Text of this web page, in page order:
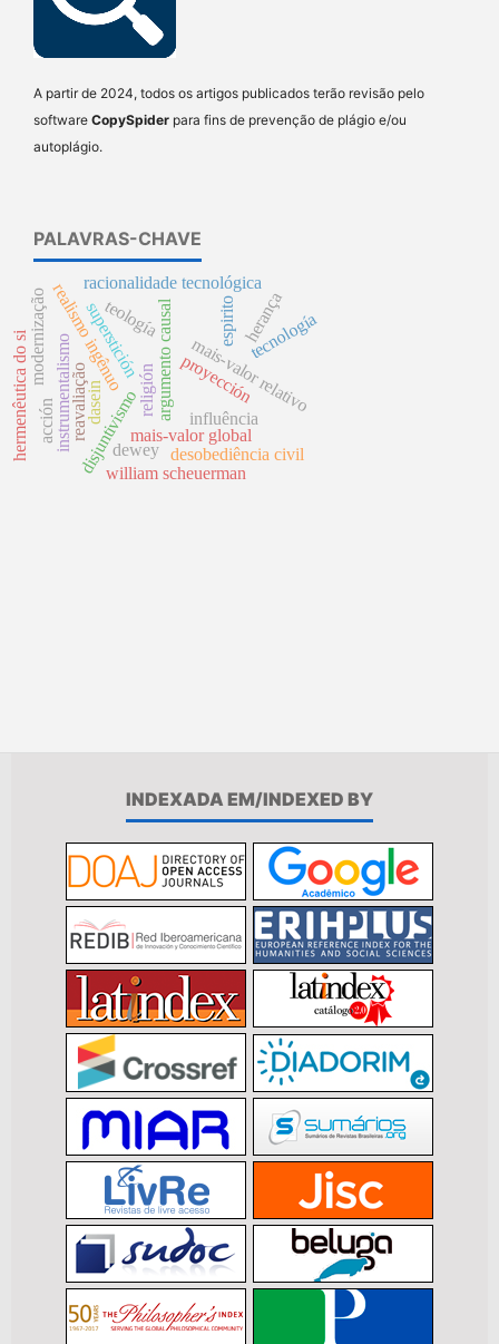
A partir de 2024, todos os artigos publicados terão revisão pelo
software CopySpider para fins de prevenção de plágio e/ou
autoplágio.
PALAVRAS-CHAVE
argumento causal
superstición proyección
mais-valor global
mais-valor relativo
disjuntivismoreligión
realismo ingênuo
racionalidade tecnológica
tecnología
instrumentalismo dewey
teología espirito
influência
william scheuerman
desobediência civil
dasein
herança
reavaliação
modernização
hermenêutica do si acción
INDEXADA EM/INDEXED BY